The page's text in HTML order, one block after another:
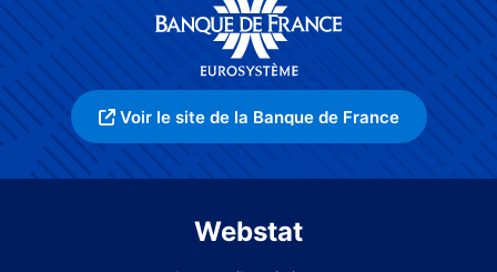
Voir le site de la Banque de France
Webstat